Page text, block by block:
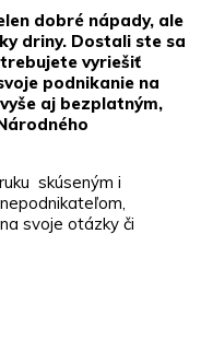
dobré nápady, ale
driny. Dostali ste sa
vyriešiť
podnikanie na
aj bezplatným,
skúseným i
svoje otázky či